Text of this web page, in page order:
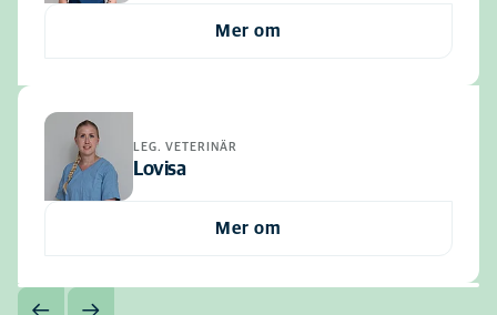
Mer om
LEG. VETERINÄR
Lovisa
Mer om